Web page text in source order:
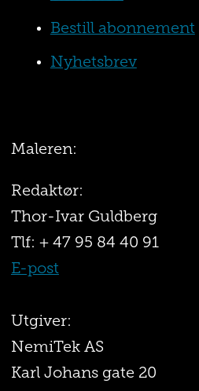
Bestill abonnement
Nyhetsbrev
Maleren:
Redaktør:
Thor-Ivar Guldberg
Tlf: + 47 95 84 40 91
E-post
Utgiver:
NemiTek AS
Karl Johans gate 20